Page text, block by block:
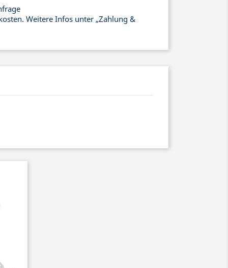
Weitere Infos unter „Zahlung &